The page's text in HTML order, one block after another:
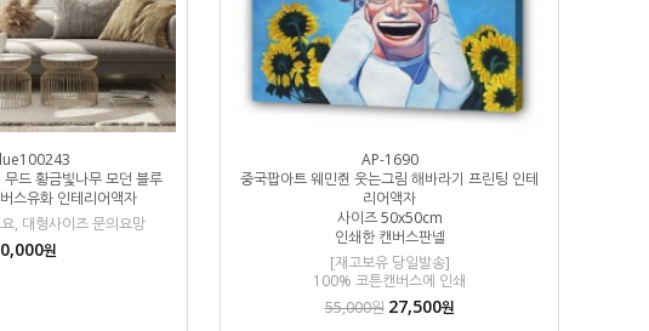
드 황금빛나무 모던 블루
스유화 인테리어액자
, 대형사이즈 문의요망
원
AP-1690
중국팝아트 웨민쥔 웃는그림 해바라기 프린팅 인테
리어액자
사이즈 50x50cm
인쇄한 캔버스판넬
[재고보유 당일발송]
100% 코튼캔버스에 인쇄
55,000원 27,500원